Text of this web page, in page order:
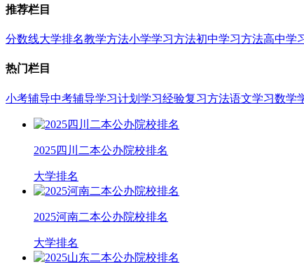
推荐栏目
分数线大学排名教学方法小学学习方法初中学习方法高中学
热门栏目
小考辅导中考辅导学习计划 学习经验复习方法语文学习数学
2025四川二本公办院校排名
大学排名
2025河南二本公办院校排名
大学排名